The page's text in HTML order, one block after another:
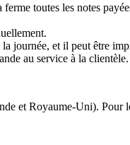
toutes les notes
journée, et il peut être
au service à la clientèle.
et Royaume-Uni). Pour